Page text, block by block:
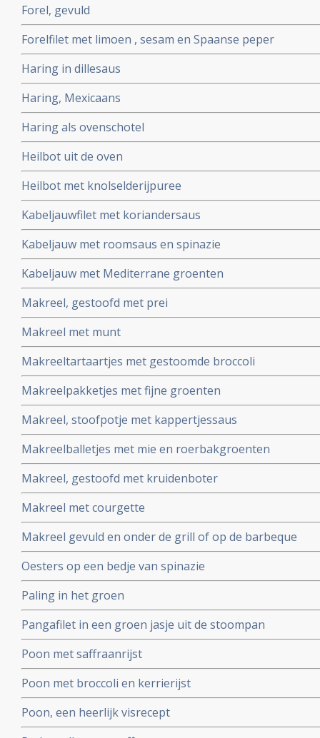
Forel, gevuld
Forelfilet met limoen , sesam en Spaanse peper
Haring in dillesaus
Haring, Mexicaans
Haring als ovenschotel
Heilbot uit de oven
Heilbot met knolselderijpuree
Kabeljauwfilet met koriandersaus
Kabeljauw met roomsaus en spinazie
Kabeljauw met Mediterrane groenten
Makreel, gestoofd met prei
Makreel met munt
Makreeltartaartjes met gestoomde broccoli
Makreelpakketjes met fijne groenten
Makreel, stoofpotje met kappertjessaus
Makreelballetjes met mie en roerbakgroenten
Makreel, gestoofd met kruidenboter
Makreel met courgette
Makreel gevuld en onder de grill of op de barbeque
Oesters op een bedje van spinazie
Paling in het groen
Pangafilet in een groen jasje uit de stoompan
Poon met saffraanrijst
Poon met broccoli en kerrierijst
Poon, een heerlijk visrecept